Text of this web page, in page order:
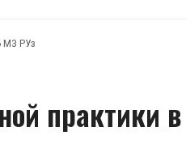
МЗ РУз
практики в